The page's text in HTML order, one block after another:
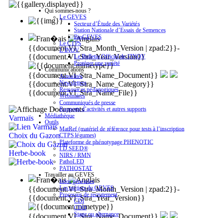
{{document.Vl_Stra_Month_Version | zpad:2}}-
{{document.Vl_Stra_Year_Version}}
{{document.Vl_Stra_Name_Document}}
{{document.Vl_Stra_Name_Category}}
{{document.Vl_Stra_Name_File}}
Varmaïs
Choix du Gazon
Herbe-book
{{document.Vl_Stra_Month_Version | zpad:2}}-
{{document.Vl_Stra_Year_Version}}
Qui sommes-nous ?
Le GEVES
Secteur d’Étude des Variétés
Station Nationale d’Essais de Semences
BioGEVES
Le CTPS
L’INOV
Le Bulletin Officiel de l’INOV
Protéger une variété
Communications
Actualités
Newsletters
Ressources pédagogiques
Webinaires
Communiqués de presse
Rapports d’activités et autres supports
Médiathèque
Outils
MatRef (matériel de référence pour tests à l’inscription
CTPS légumes)
Plateforme de phénotypage PHENOTIC
I.D.SEED®
NIRS / RMN
PathoLED
PATHOSTAT
Travailler au GEVES
Infos générales
Les métiers du GEVES
Processus de recrutement
CDI
CDD
Stage ou alternance